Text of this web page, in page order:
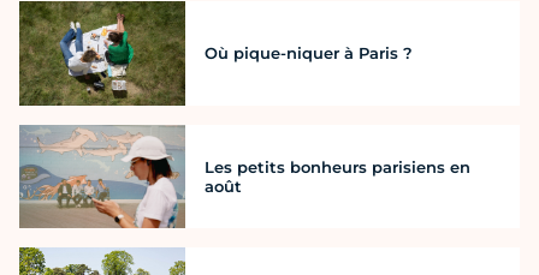
Où pique-niquer à Paris ?
Les petits bonheurs parisiens en
août